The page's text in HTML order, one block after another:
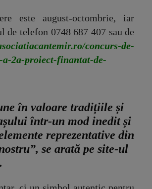
este august-octombrie, iar
telefon 0748 687 407 sau de
concurs-de-
2a-proiect-finantat-de-
în valoare tradițiile și
într-un mod inedit și
reprezentative din
se arată pe site-ul